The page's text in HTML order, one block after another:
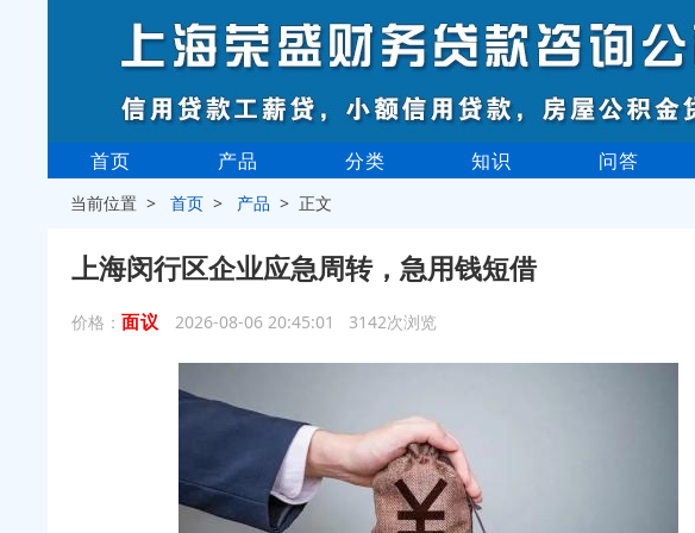
首页 产品 分类 知识 问答
当前位置 >首页 > 产品 > 正文
上海闵行区企业应急周转，急用钱短借
价格： 面议 2026-08-06 20:45:01 3142次浏览